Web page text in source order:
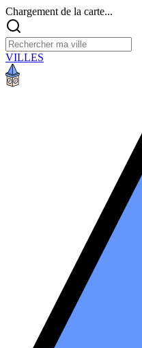
Chargement de la carte...
VILLES